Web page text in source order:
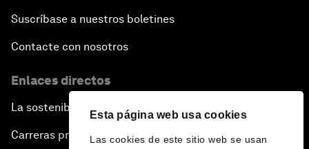
Esta página web usa cookies
Las cookies de este sitio web se usan
Suscríbase a nuestros boletines
Contacte con nosotros
Enlaces directos
La sostenibilidad en el Foro
Carreras profesionales